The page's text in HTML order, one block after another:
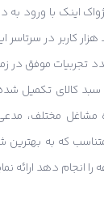
اینک با ورود
کاربر در سرتاسر
تجربیات موفق در
کالای تکمیل شده
مشاغل مختلف،
که به
انجام دهد ارائه